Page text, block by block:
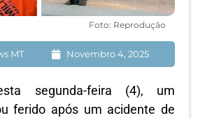
Foto: Reprodução
MT Novembro 4, 2025
segunda-feira (4), um
ferido após um acidente de